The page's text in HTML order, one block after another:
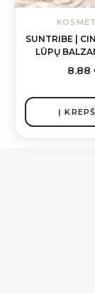
SUNTRIBE |
LŪPŲ
8.88
Į